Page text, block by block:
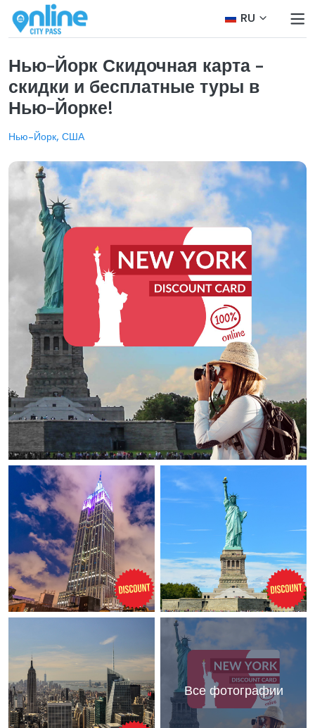
RU
Нью-Йорк Скидочная карта -
скидки и бесплатные туры в
Нью-Йорке!
Нью-Йорк, США
Все фотографии